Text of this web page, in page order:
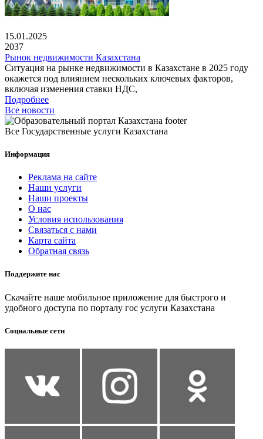
15.01.2025
2037
Рынок недвижимости Казахстана
Ситуация на рынке недвижимости в Казахстане в 2025 году
окажется под влиянием нескольких ключевых факторов,
включая изменения ставки НДС,
Подробнее
Все новости
Все Государственные услуги Казахстана
Информация
Реклама на сайте
Наши услуги
Наши проекты
О нас
Условия использования
Связаться с нами
Карта сайта
Обратная связь
Поддержите нас
Скачайте наше мобильное приложение для быстрого и
удобного доступа по порталу гос услуги Казахстана
Социальные сети